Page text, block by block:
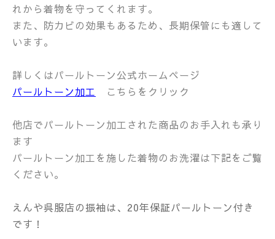
れから着物を守ってくれます。
また、防カビの効果もあるため、長期保管にも適して
います。
詳しくはパールトーン公式ホームページ
パールトーン加工
こちらをクリック
他店でパールトーン加工された商品のお手入れも承り
ます
パールトーン加工を施した着物のお洗濯は下記をご覧
ください。
えんや呉服店の振袖は、 20年保証パールトーン付き
です！